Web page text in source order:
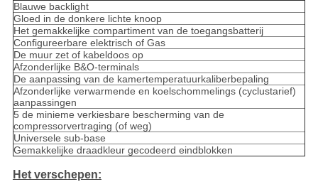
Blauwe backlight
Gloed in de donkere lichte knoop
Het gemakkelijke compartiment van de toegangsbatterij
Configureerbare elektrisch of Gas
De muur zet of kabeldoos op
Afzonderlijke B&O-terminals
De aanpassing van de kamertemperatuurkaliberbepaling
Afzonderlijke verwarmende en koelschommelings (cyclustarief)
aanpassingen
5 de minieme verkiesbare bescherming van de
compressorvertraging (of weg)
Universele sub-base
Gemakkelijke draadkleur gecodeerd eindblokken
Het verschepen: